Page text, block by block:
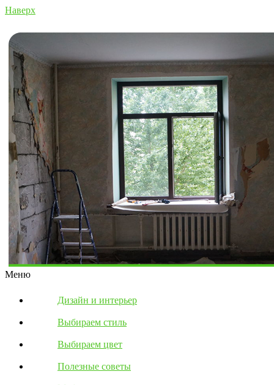
Наверх
Меню
Дизайн и интерьер
Выбираем стиль
Выбираем цвет
Полезные советы